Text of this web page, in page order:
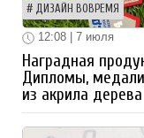
ДИЗАЙН ВОВРЕМЯ
12:08 | 7 июля
Наградная
Дипломы,
из акрила дерева